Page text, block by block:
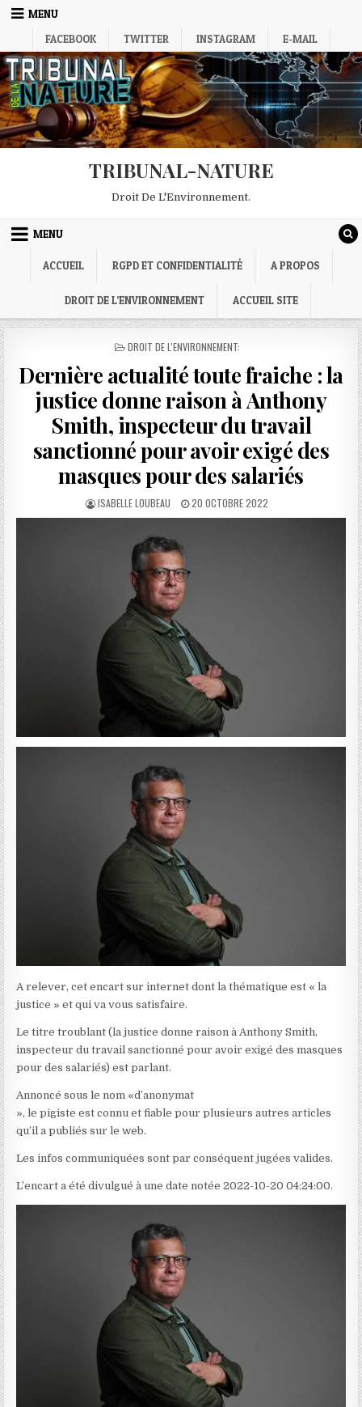
Skip
MENU
FACEBOOK
TWITTER INSTAGRAM E-MAIL
TRIBUNAL-NATURE
Droit De L'Environnement.
MENU
ACCUEIL RGPD ET CONFIDENTIALITÉ A PROPOS
DROIT DE L’ENVIRONNEMENT ACCUEIL SITE
POSTED
DROIT DE L'ENVIRONNEMENT:
Dernière actualité toute fraiche : la
justice donne raison à Anthony
Smith, inspecteur du travail
sanctionné pour avoir exigé des
masques pour des salariés
AUTHOR:
ISABELLE LOUBEAU
PUBLISHED
DATE:
20 OCTOBRE 2022
A relever, cet encart sur internet dont la thématique est « la
justice » et qui va vous satisfaire.
Le titre troublant (la justice donne raison à Anthony Smith,
inspecteur du travail sanctionné pour avoir exigé des masques
pour des salariés) est parlant.
Annoncé sous le nom «d’anonymat
», le pigiste est connu et fiable pour plusieurs autres articles
qu’il a publiés sur le web.
Les infos communiquées sont par conséquent jugées valides.
L’encart a été divulgué à une date notée 2022-10-20 04:24:00.